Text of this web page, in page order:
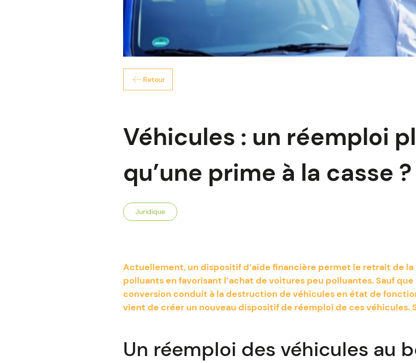
Retour
Véhicules : un réemploi
qu’une prime à la casse ?
Juridique
Actuellement, un dispositif d’aide financière permet le retrait de
polluants en favorisant l’achat de voitures peu polluantes. Sauf
conversion conduit à la destruction de véhicules en état de
vient de créer un nouveau dispositif de réemploi de ces véhicules.
Un réemploi des véhicules au